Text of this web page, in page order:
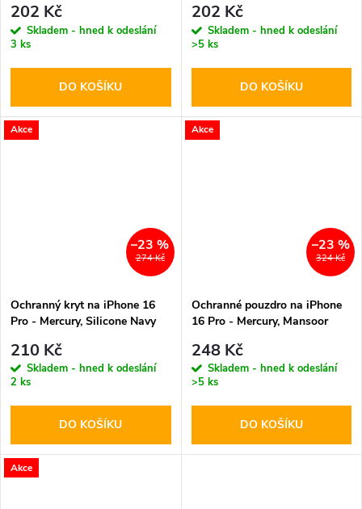
202 Kč
Skladem - hned k odeslání
3 ks
DO KOŠÍKU
202 Kč
Skladem - hned k odeslání
>5 ks
DO KOŠÍKU
Akce
274 Kč
–23 %
Ochranný kryt na iPhone 16
Pro - Mercury, Silicone Navy
210 Kč
Skladem - hned k odeslání
2 ks
DO KOŠÍKU
Akce
324 Kč
–23 %
Ochranné pouzdro na iPhone
16 Pro - Mercury, Mansoor
248 Kč
Skladem - hned k odeslání
>5 ks
DO KOŠÍKU
Akce